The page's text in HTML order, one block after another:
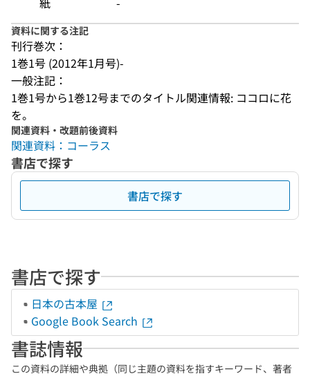
資料に関する注記
刊行巻次：
1巻1号 (2012年1月号)-
一般注記：
1巻1号から1巻12号までのタイトル関連情報: ココロに花
を。
関連資料・改題前後資料
関連資料：コーラス
書店で探す
書店で探す
書店で探す
日本の古本屋
Google Book Search
書誌情報
この資料の詳細や典拠（同じ主題の資料を指すキーワード、著者